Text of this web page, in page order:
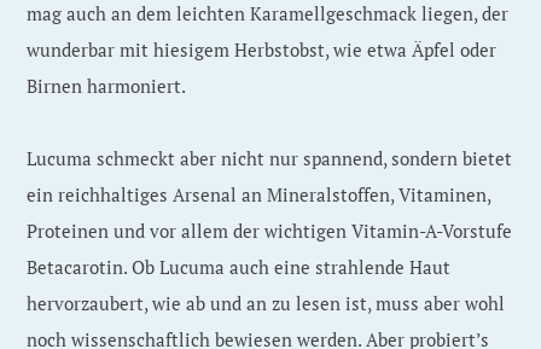
mag auch an dem leichten Karamellgeschmack liegen, der
wunderbar mit hiesigem Herbstobst, wie etwa Äpfel oder
Birnen harmoniert.
Lucuma schmeckt aber nicht nur spannend, sondern bietet
ein reichhaltiges Arsenal an Mineralstoffen, Vitaminen,
Proteinen und vor allem der wichtigen Vitamin-A-Vorstufe
Betacarotin. Ob Lucuma auch eine strahlende Haut
hervorzaubert, wie ab und an zu lesen ist, muss aber wohl
noch wissenschaftlich bewiesen werden. Aber probiert’s